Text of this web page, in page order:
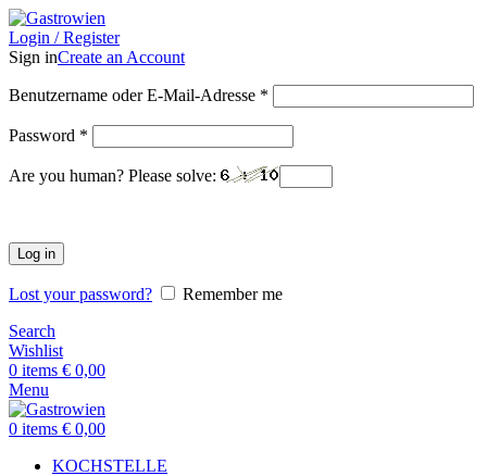
Login / Register
Sign inCreate an Account
Benutzername oder E-Mail-Adresse *
Password *
Are you human? Please solve:
Log in
Lost your password?
Remember me
Search
Wishlist
0 items € 0,00
Menu
0 items € 0,00
KOCHSTELLE